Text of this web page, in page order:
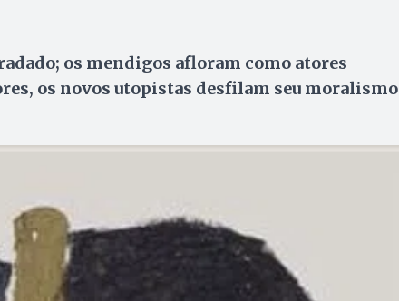
os mendigos afloram como atores
os novos utopistas desfilam seu moralismo